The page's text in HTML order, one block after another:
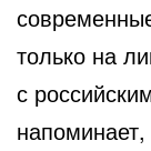
только на
с